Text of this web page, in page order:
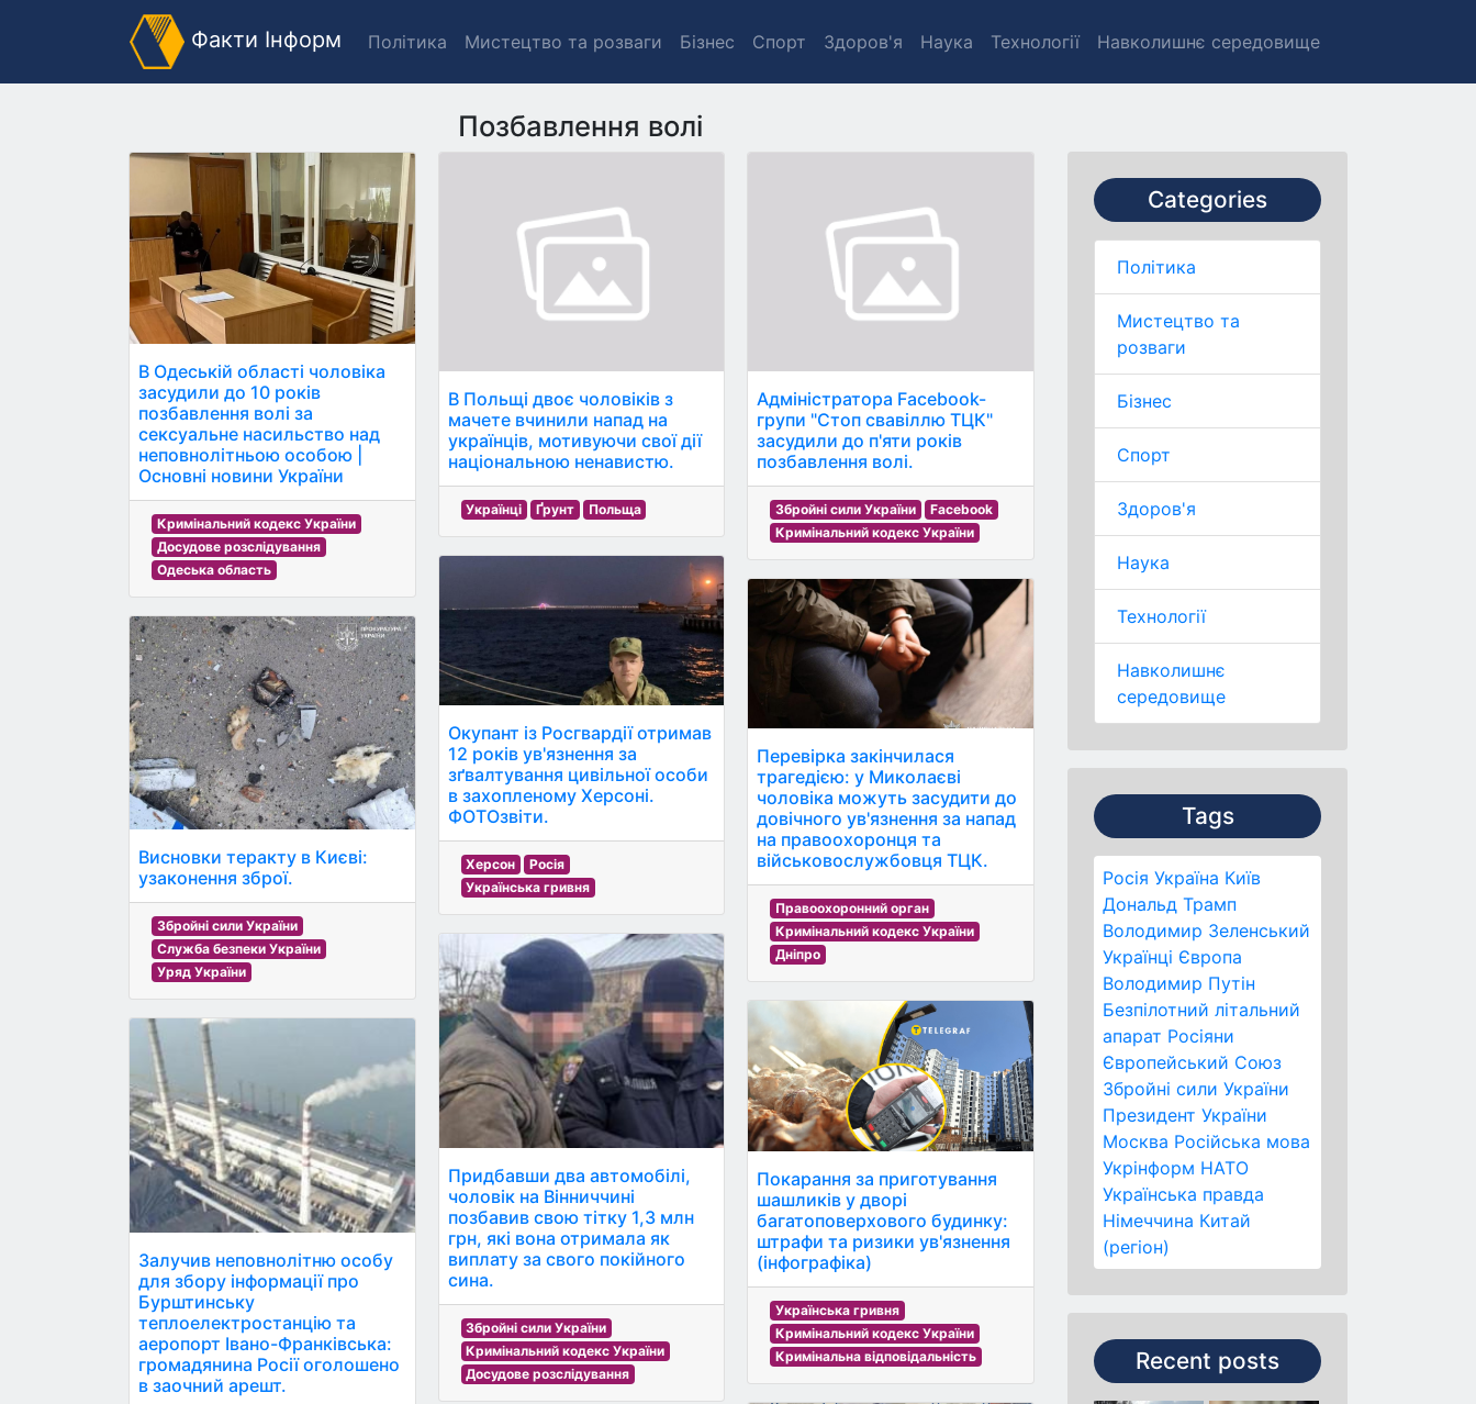
Факти Інформ Політика Мистецтво та розваги Бізнес Спорт Здоров'я Наука Технології Навколишнє середовище
Позбавлення волі
Categories
Політика
Мистецтво та
розваги
Бізнес
Спорт
Здоров'я
Наука
Технології
Навколишнє
середовище
Tags
Росія Україна Київ
Дональд Трамп
Володимир Зеленський
Українці Європа
Володимир Путін
Безпілотний літальний
апарат Росіяни
Європейський Союз
Збройні сили України
Президент України
Москва Російська мова
Укрінформ НАТО
Українська правда
Німеччина Китай
(регіон)
Recent posts
В Одеській області чоловіка
засудили до 10 років
позбавлення волі за
сексуальне насильство над
неповнолітньою особою |
Основні новини України
Кримінальний кодекс України
Досудове розслідування
Одеська область
Висновки теракту в Києві:
узаконення зброї.
Збройні сили України
Служба безпеки України
Уряд України
Залучив неповнолітню особу
для збору інформації про
Бурштинську
теплоелектростанцію та
аеропорт Івано-Франківська:
громадянина Росії оголошено
в заочний арешт.
В Польщі двоє чоловіків з
мачете вчинили напад на
українців, мотивуючи свої дії
національною ненавистю.
Українці Ґрунт Польща
Окупант із Росгвардії отримав
12 років ув'язнення за
зґвалтування цивільної особи
в захопленому Херсоні.
ФОТОзвіти.
Херсон
Росія
Українська гривня
Придбавши два автомобілі,
чоловік на Вінниччині
позбавив свою тітку 1,3 млн
грн, які вона отримала як
виплату за свого покійного
сина.
Збройні сили України
Кримінальний кодекс України
Досудове розслідування
Адміністратора Facebook-
групи "Стоп свавіллю ТЦК"
засудили до п'яти років
позбавлення волі.
Збройні сили України
Facebook
Кримінальний кодекс України
Перевірка закінчилася
трагедією: у Миколаєві
чоловіка можуть засудити до
довічного ув'язнення за напад
на правоохоронця та
військовослужбовця ТЦК.
Правоохоронний орган
Кримінальний кодекс України
Дніпро
Покарання за приготування
шашликів у дворі
багатоповерхового будинку:
штрафи та ризики ув'язнення
(інфографіка)
Українська гривня
Кримінальний кодекс України
Кримінальна відповідальність